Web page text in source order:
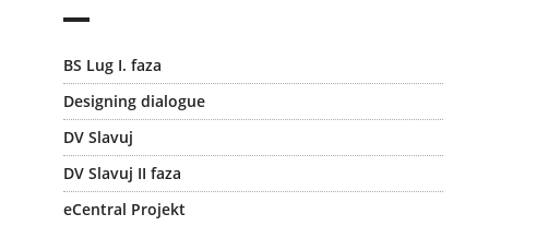
BS Lug I. faza
Designing dialogue
DV Slavuj
DV Slavuj II faza
eCentral Projekt